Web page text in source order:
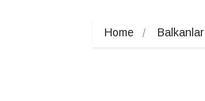
Home Balkanlar